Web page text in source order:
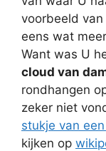
voorbeeld van
eens wat
Want was U
cloud van
rondhangen
zeker niet
stukje van
kijken op